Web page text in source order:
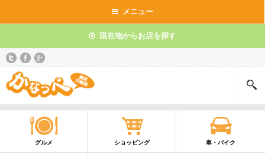
メニュー
現在地からお店を探す
グルメ ショッピング 車・バイク